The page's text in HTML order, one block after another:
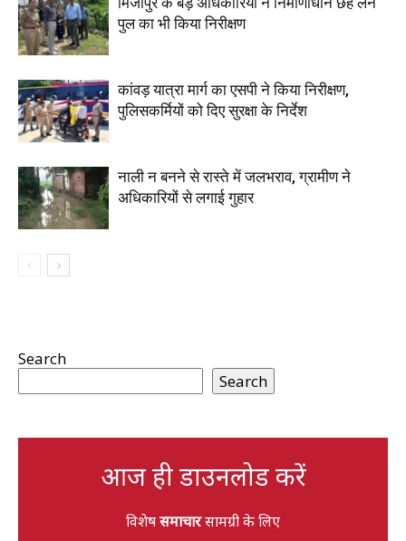
पुल का भी किया निरीक्षण
कांवड़ यात्रा मार्ग का एसपी ने किया निरीक्षण,
पुलिसकर्मियों को दिए सुरक्षा के निर्देश
नाली न बनने से रास्ते में जलभराव, ग्रामीण ने
अधिकारियों से लगाई गुहार
Search
Search
आज ही डाउनलोड करें
विशेषसमाचारसामग्री के लिए